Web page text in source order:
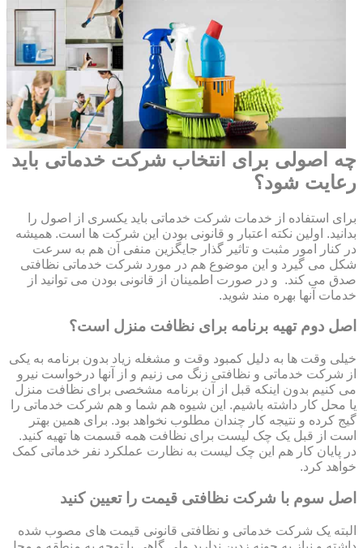
چه اصولی برای انتخاب شرکت خدماتی باید
رعایت شود؟
برای استفاده از خدمات شرکت خدماتی باید یکسری از اصول را
بدانید. اولین نکته اعتبار و قانونی بودن این شرکت ها است. همیشه
در کنار امور مثبت و تاثیر گذار جایگزین منفی آن هم به سرعت
شکل می گیرد و این موضوع هم در مورد شرکت خدماتی نظافتی
صدق می کند. و در صورت اطمینان از قانونی بودن می توانید از
خدمات آنها بهره مند شوید.
اصل دوم تهیه برنامه برای نظافت منزل است؟
خیلی وقت ها به دلیل کمبود وقت و مشغله زیاد بدون برنامه به یکی
از شرکت خدماتی و نظافتی زنگ می زنیم و از آنها درخواست نیرو
می کنیم بدون اینکه قبل از آن برنامه مشخصی برای نظافت منزل
یا محل کار داشته باشیم. این شیوه هم شما و هم شرکت خدماتی را
گیج کرده و نتیجه کار چندان مطلوب نخواهد بود. برای همین بهتر
است از قبل یک چک لیست برای نظافت همه قسمت ها تهیه کنید.
در پایان کار هم این چک لیست به نظارت عملکرد نفر خدماتی کمک
خواهد کرد.
اصل سوم با شرکت نظافتی قیمت را تعیین کنید
البته یک شرکت خدماتی و نظافتی قانونی قیمت های مصوب شده